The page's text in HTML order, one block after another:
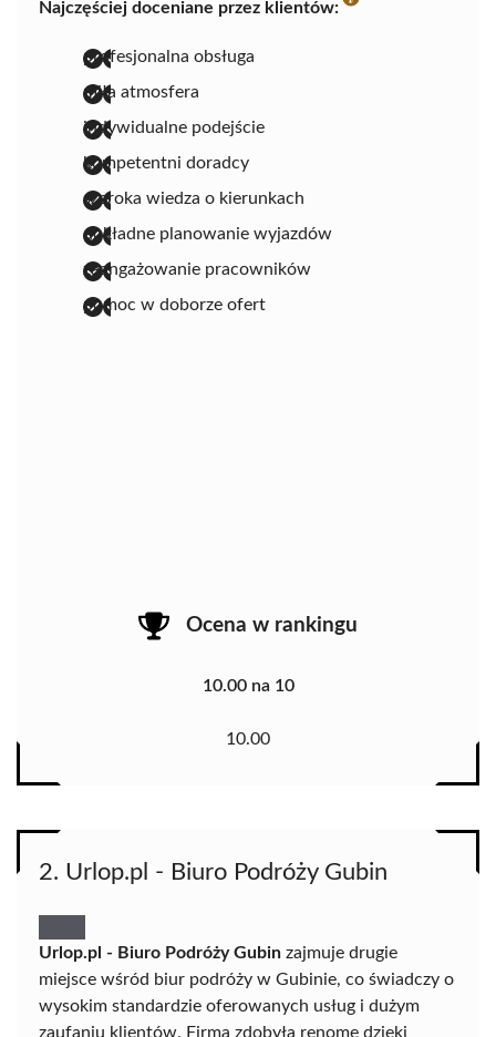
Najczęściej doceniane przez klientów:
profesjonalna obsługa
miła atmosfera
indywidualne podejście
kompetentni doradcy
szeroka wiedza o kierunkach
dokładne planowanie wyjazdów
zaangażowanie pracowników
pomoc w doborze ofert
Ocena w rankingu
10.00 na 10
10.00
2. Urlop.pl - Biuro Podróży Gubin
Urlop.pl - Biuro Podróży Gubin zajmuje drugie
miejsce wśród biur podróży w Gubinie, co świadczy o
wysokim standardzie oferowanych usług i dużym
zaufaniu klientów. Firma zdobyła renomę dzięki